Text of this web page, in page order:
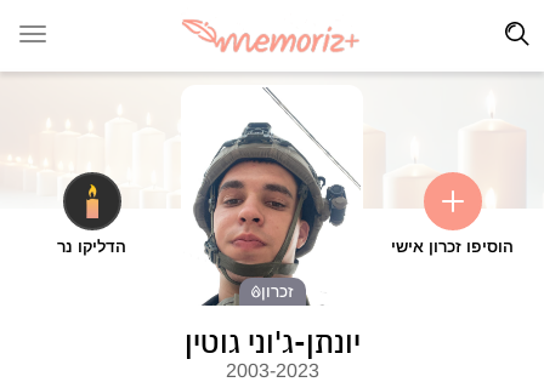
הוסיפו זכרון אישי
זכרון
הדליקו נר
יונתן-ג'וני גוטין
2003-2023